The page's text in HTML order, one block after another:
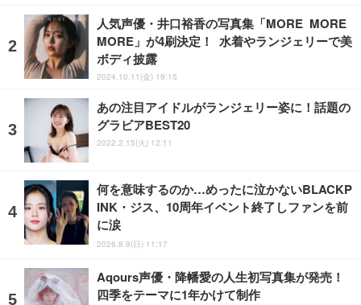
人気声優・井口裕香の写真集「MORE MORE
MORE」が4刷決定！ 水着やランジェリーで美
ボディ披露
2024.10.11(金) 19:15
あの注目アイドルがランジェリー姿に！話題の
グラビアBEST20
2022.2.15(火) 12:11
何を意味するのか…めったに泣かないBLACKP
INK・ジス、10周年イベント終了しファンを前
に涙
2026.8.9(日) 11:17
Aqours声優・降幡愛の人生初写真集が発売！
四季をテーマに1年かけて制作